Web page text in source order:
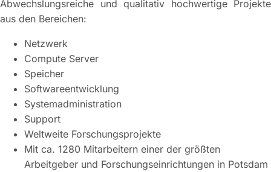
Abwechslungsreiche und qualitativ hochwertige Projekte
aus den Bereichen:
Netzwerk
Compute Server
Speicher
Softwareentwicklung
Systemadministration
Support
Weltweite Forschungsprojekte
Mit ca. 1280 Mitarbeitern einer der größten
Arbeitgeber und Forschungseinrichtungen in Potsdam